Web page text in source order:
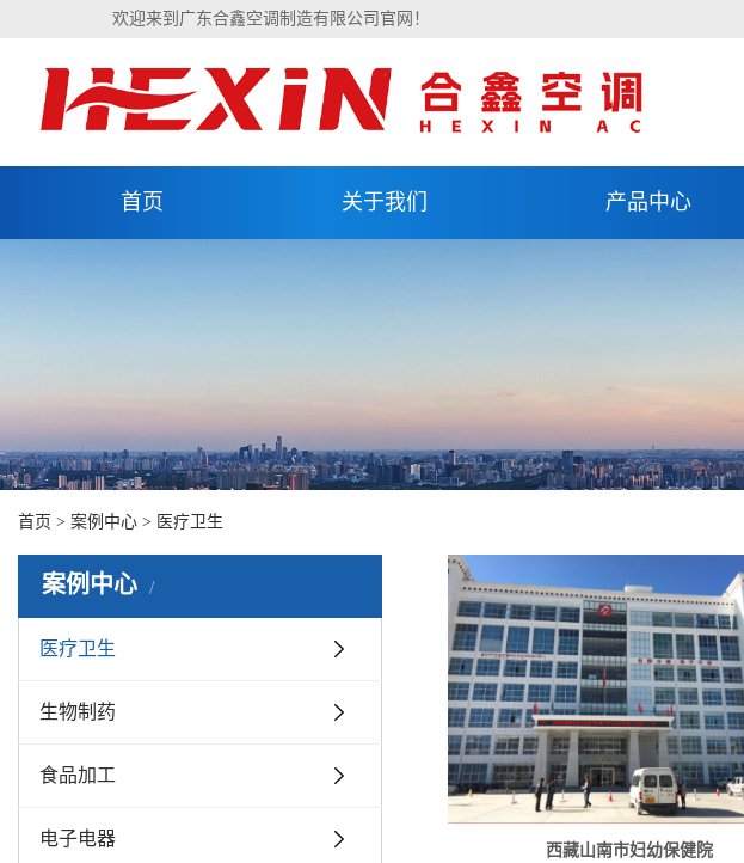
欢迎来到广东合鑫空调制造有限公司官网！
首页 关于我们 产品中心
首页 > 案例中心 > 医疗卫生
案例中心
医疗卫生
生物制药
食品加工
电子电器
西藏山南市妇幼保健院